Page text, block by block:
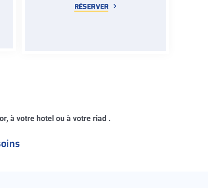
RÉSERVER
à votre hotel ou à votre riad .